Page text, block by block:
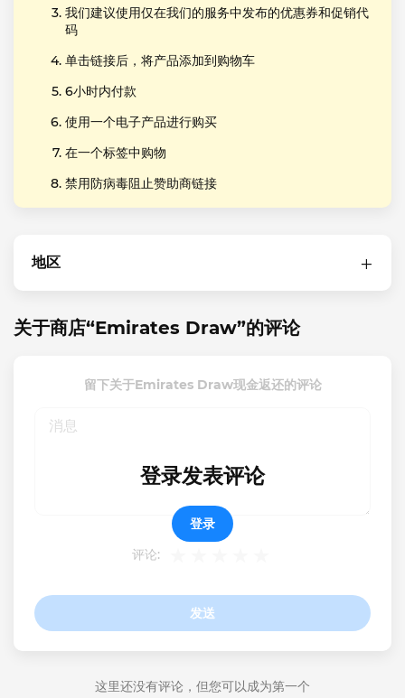
我们建议使用仅在我们的服务中发布的优惠券和促销代
码
单击链接后，将产品添加到购物车
6小时内付款
使用一个电子产品进行购买
在一个标签中购物
禁用防病毒阻止赞助商链接
地区
关于商店“Emirates Draw”的评论
留下关于Emirates Draw现金返还的评论
评论:
发送
登录发表评论
登录
这里还没有评论，但您可以成为第一个